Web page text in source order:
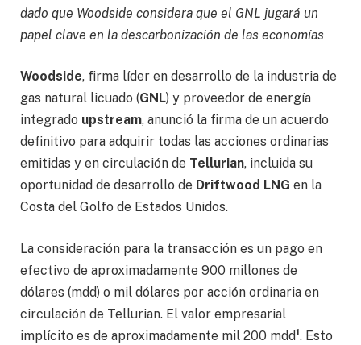
dado que Woodside considera que el GNL jugará un
papel clave en la descarbonización de las economías
Woodside, firma líder en desarrollo de la industria de
gas natural licuado (GNL) y proveedor de energía
integrado upstream, anunció la firma de un acuerdo
definitivo para adquirir todas las acciones ordinarias
emitidas y en circulación de Tellurian, incluida su
oportunidad de desarrollo de Driftwood LNG en la
Costa del Golfo de Estados Unidos.
La consideración para la transacción es un pago en
efectivo de aproximadamente 900 millones de
dólares (mdd) o mil dólares por acción ordinaria en
circulación de Tellurian. El valor empresarial
implícito es de aproximadamente mil 200 mdd1. Esto